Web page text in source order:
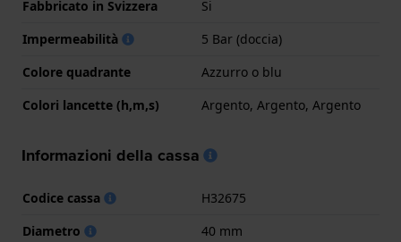
Fabbricato in Svizzera
Si
Impermeabilità
5 Bar (doccia)
Colore quadrante
Azzurro o blu
Colori lancette (h,m,s)
Argento, Argento, Argento
Informazioni della cassa
Codice cassa
H32675
Diametro
40 mm